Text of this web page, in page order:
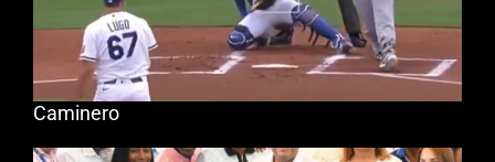
Caminero